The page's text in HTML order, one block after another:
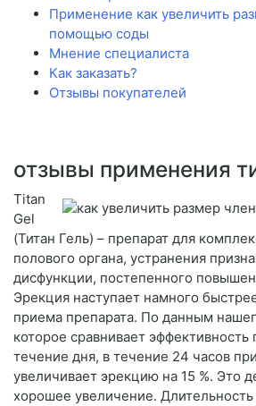
Применение как увеличить
помощью соды
Мнение специалиста
Как заказать?
Отзывы покупателей
отзывы применения
Titan
Gel
(Титан Гель) – препарат для
полового органа, устранения
дисфункции, постепенного
Эрекция наступает намного
приема препарата. По данным
которое сравнивает
течение дня, в течение 24 часов
увеличивает эрекцию на 15 %. Это
хорошее увеличение. Длительность